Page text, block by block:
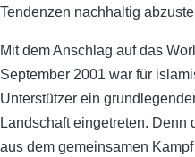
Tendenzen nachhaltig
Mit dem Anschlag auf das
September 2001 war für
Unterstützer ein
Landschaft eingetreten.
aus dem gemeinsamen